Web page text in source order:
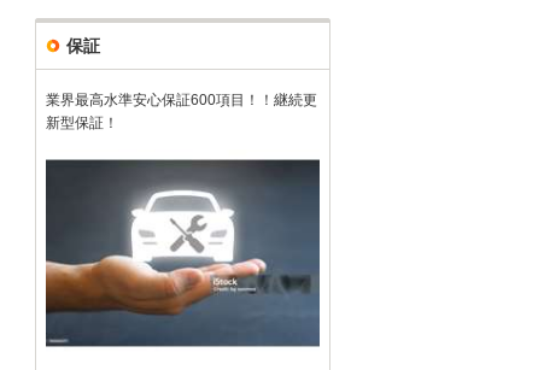
総合評価 5 接客：
三菱 eKワゴン（2026/06購入）
保証
業界最高水準安心保証600項目！！継続更
新型保証！